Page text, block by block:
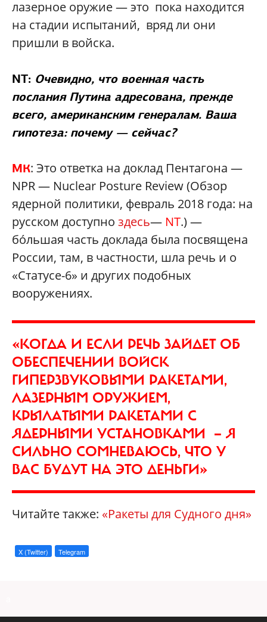
лазерное оружие — это пока находится
на стадии испытаний, вряд ли они
пришли в войска.
NT: Очевидно, что военная часть
послания Путина адресована, прежде
всего, американским генералам. Ваша
гипотеза: почему — сейчас?
МК: Это ответка на доклад Пентагона —
NPR — Nuclear Posture Review (Обзор
ядерной политики, февраль 2018 года: на
русском доступно здесь— NT.) —
бóльшая часть доклада была посвящена
России, там, в частности, шла речь и о
«Статусе-6» и других подобных
вооружениях.
«КОГДА И ЕСЛИ РЕЧЬ ЗАЙДЕТ ОБ
ОБЕСПЕЧЕНИИ ВОЙСК
ГИПЕРЗВУКОВЫМИ РАКЕТАМИ,
ЛАЗЕРНЫМ ОРУЖИЕМ,
КРЫЛАТЫМИ РАКЕТАМИ С
ЯДЕРНЫМИ УСТАНОВКАМИ — Я
СИЛЬНО СОМНЕВАЮСЬ, ЧТО У
ВАС БУДУТ НА ЭТО ДЕНЬГИ»
Читайте также: «Ракеты для Судного дня»
X (Twitter) Telegram